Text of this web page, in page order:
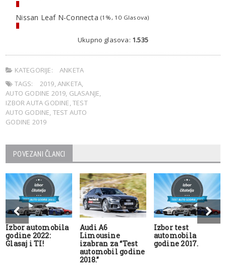
Nissan Leaf N-Connecta(1%, 10 Glasova)
Ukupno glasova: 1.535
KATEGORIJE:
ANKETA
TAGS:
2019,ANKETA,
AUTO GODINE 2019, GLASANJE,
IZBOR AUTA GODINE,TEST
AUTO GODINE, TEST AUTO
GODINE 2019
POVEZANI ČLANCI
Izbor automobila
godine 2022:
Glasaj i TI!
Audi A6
Limousine
izabran za “Test
automobil godine
2018.”
Izbor test
automobila
godine 2017.